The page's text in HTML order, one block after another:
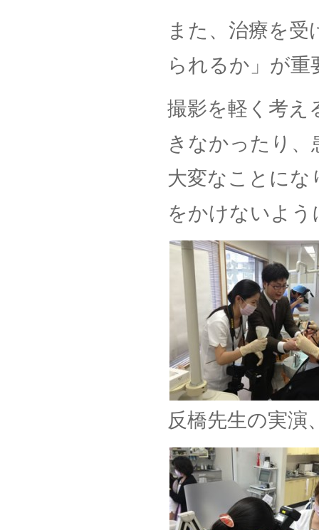
また、治療を
られるか」が
撮影を軽く考え
きなかったり
大変なことにな
をかけないよ
反橋先生の実演